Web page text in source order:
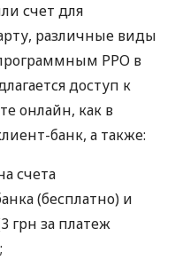
счет для
различные виды
РРО в
доступ к
онлайн, как в
банк, а также:
счета
(бесплатно) и
грн за платеж